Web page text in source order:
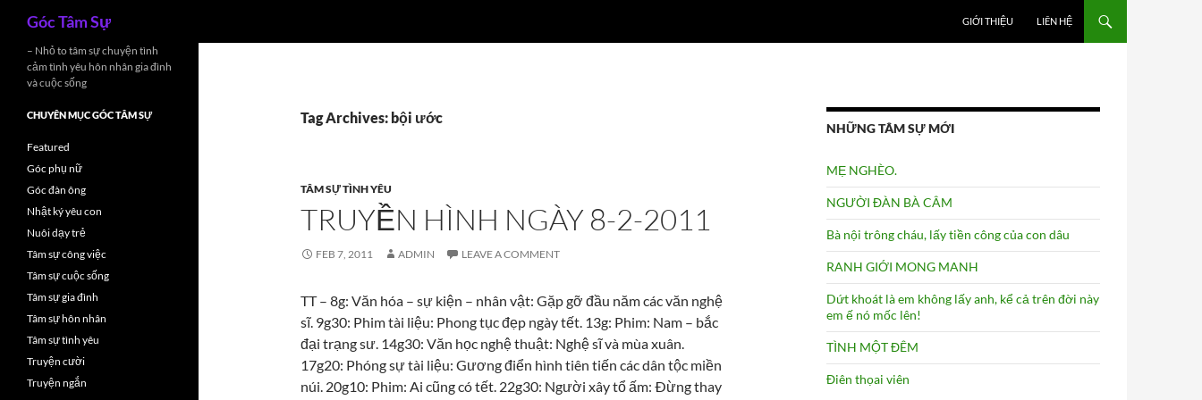
Góc Tâm Sự GIỚI THIỆU LIÊN HỆ
Tag Archives: bội ước
TÂM SỰ TÌNH YÊU
TRUYỀN HÌNH NGÀY 8-2-2011
FEB 7, 2011 ADMIN LEAVE A COMMENT
TT – 8g: Văn hóa – sự kiện – nhân vật: Gặp gỡ đầu năm các văn nghệ
sĩ. 9g30: Phim tài liệu: Phong tục đẹp ngày tết. 13g: Phim: Nam – bắc
đại trạng sư. 14g30: Văn học nghệ thuật: Nghệ sĩ và mùa xuân.
17g20: Phóng sự tài liệu: Gương điển hình tiên tiến các dân tộc miền
núi. 20g10: Phim: Ai cũng có tết. 22g30: Người xây tổ ấm: Ðừng thay
NHỮNG TÂM SỰ MỚI
MẸ NGHÈO.
NGƯỜI ĐÀN BÀ CÂM
Bà nội trông cháu, lấy tiền công của con dâu
RANH GIỚI MONG MANH
Dứt khoát là em không lấy anh, kể cả trên đời này
em ế nó mốc lên!
TÌNH MỘT ĐÊM
Điên thọai viên
– Nhỏ to tâm sự chuyện tình
cảm tình yêu hôn nhân gia đình
và cuộc sống
CHUYÊN MỤC GÓC TÂM SỰ
Featured
Góc phụ nữ
Góc đàn ông
Nhật ký yêu con
Nuôi dạy trẻ
Tâm sự công việc
Tâm sự cuộc sống
Tâm sự gia đình
Tâm sự hôn nhân
Tâm sự tình yêu
Truyện cười
Truyện ngắn